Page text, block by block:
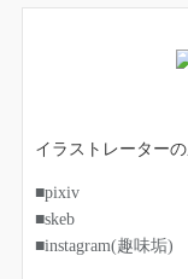
イラストレーターの
■pixiv
■skeb
■instagram(趣味垢)